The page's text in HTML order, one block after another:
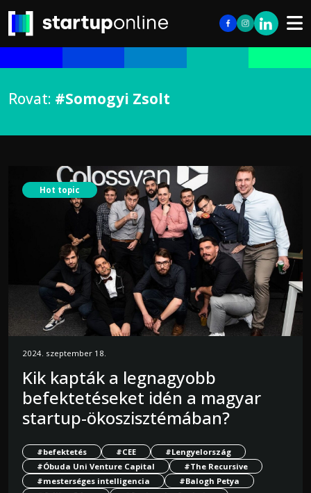
Rovat: #Somogyi Zsolt
Hot topic
2024. szeptember 18.
Kik kapták a legnagyobb
befektetéseket idén a magyar
startup-ökoszisztémában?
#befektetés #CEE
#Lengyelország
#Óbuda Uni Venture Capital
#The Recursive
#mesterséges intelligencia
#Balogh Petya